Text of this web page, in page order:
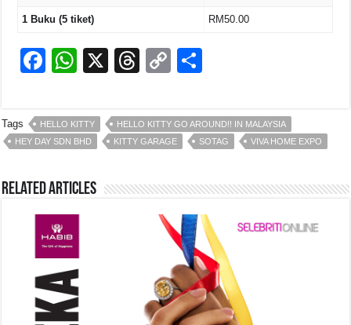
1 Buku (5 tiket) RM50.00
F
c
e
o
o
k
W
at
s
p
p
X
T
e
a
s
C
p
y
n
k
ar
e
Tags HELLO KITTY
HELLO KITTY GO AROUND!! IN MALAYSIA
HEY DAY SDN BHD
KITTY GARAGE SOTAG VIVA HOME EXPO
Related Articles